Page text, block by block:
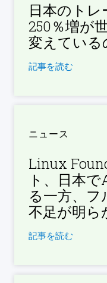
日本のト
250％増が
変えている
記事を読む
ニュース
Linux
ト、日本
る一方、
不足が明ら
記事を読む